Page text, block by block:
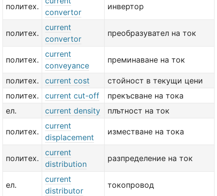
политех.
convertor
инвертор
политех.
current
convertor
преобразувател на ток
политех.
current
conveyance
преминаване на ток
политех. current cost
стойност в текущи цени
политех.
current cut-off
прекъсване на тока
ел.
current density плътност на ток
политех.
current
displacement
изместване на тока
политех.
current
distribution
разпределение на ток
ел.
current
distributor
токопровод